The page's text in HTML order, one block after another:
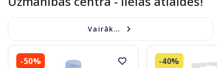
Vairāk...
-50% -40%